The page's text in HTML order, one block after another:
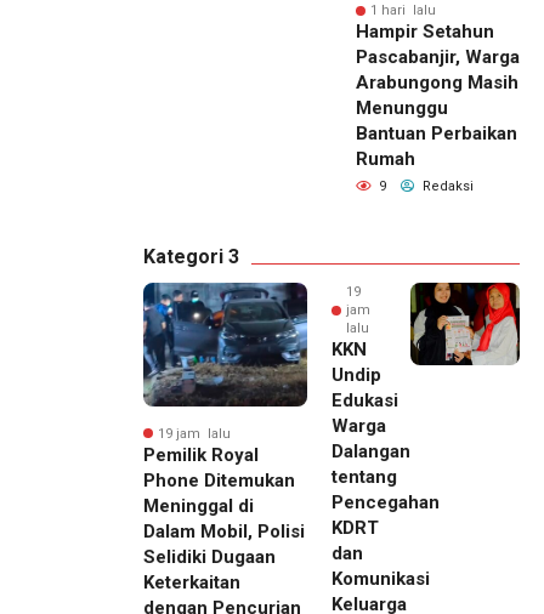
1 hari lalu
Hampir Setahun
Pascabanjir, Warga
Arabungong Masih
Menunggu
Bantuan Perbaikan
Rumah
9 Redaksi
Kategori 3
19 jam lalu
Pemilik Royal
Phone Ditemukan
Meninggal di
Dalam Mobil, Polisi
Selidiki Dugaan
Keterkaitan
dengan Pencurian
19
jam
lalu
KKN
Undip
Edukasi
Warga
Dalangan
tentang
Pencegahan
KDRT
dan
Komunikasi
Keluarga